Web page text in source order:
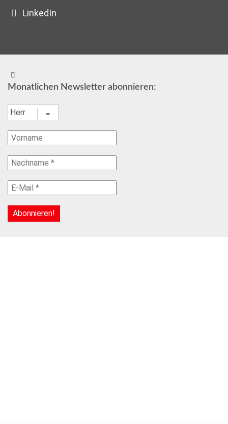
LinkedIn
Monatlichen Newsletter abonnieren: